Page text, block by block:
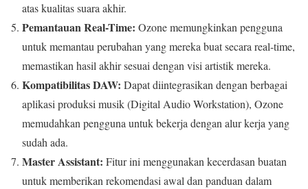
atas kualitas suara akhir.
Pemantauan Real-Time: Ozone memungkinkan pengguna
untuk memantau perubahan yang mereka buat secara real-time,
memastikan hasil akhir sesuai dengan visi artistik mereka.
Kompatibilitas DAW: Dapat diintegrasikan dengan berbagai
aplikasi produksi musik (Digital Audio Workstation), Ozone
memudahkan pengguna untuk bekerja dengan alur kerja yang
sudah ada.
Master Assistant: Fitur ini menggunakan kecerdasan buatan
untuk memberikan rekomendasi awal dan panduan dalam